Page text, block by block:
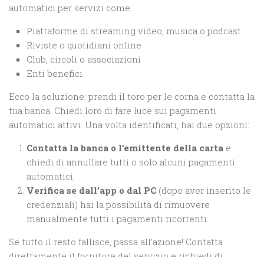
automatici per servizi come:
Piattaforme di streaming video, musica o podcast
Riviste o quotidiani online
Club, circoli o associazioni
Enti benefici
Ecco la soluzione: prendi il toro per le corna e contatta la
tua banca. Chiedi loro di fare luce sui pagamenti
automatici attivi. Una volta identificati, hai due opzioni:
Contatta la banca o l’emittente della carta e
chiedi di annullare tutti o solo alcuni pagamenti
automatici.
Verifica se dall’app o dal PC (dopo aver inserito le
credenziali) hai la possibilità di rimuovere
manualmente tutti i pagamenti ricorrenti.
Se tutto il resto fallisce, passa all’azione! Contatta